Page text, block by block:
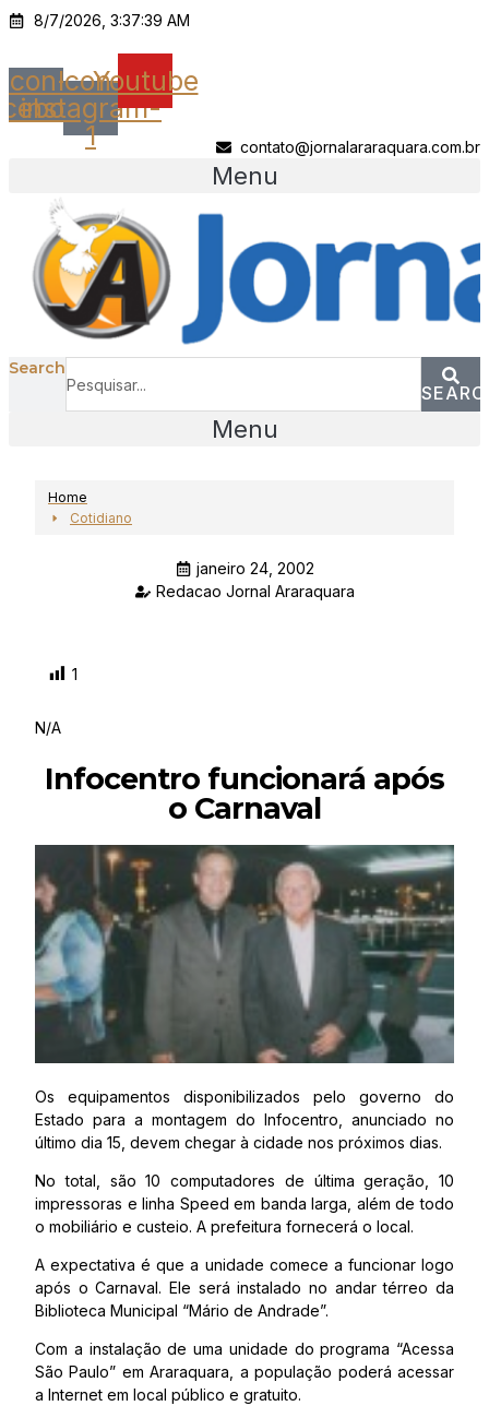
Ir
o
conteúdo
8/7/2026, 3:37:39 AM
Icon-Icon-
instagram-
1
Youtube
contato@jornalararaquara.com.br
Menu
Search
Menu
Home
Cotidiano
janeiro 24, 2002
Redacao Jornal Araraquara
1
N/A
Infocentro funcionará após
o Carnaval
Os equipamentos disponibilizados pelo governo do
Estado para a montagem do Infocentro, anunciado no
último dia 15, devem chegar à cidade nos próximos dias.
No total, são 10 computadores de última geração, 10
impressoras e linha Speed em banda larga, além de todo
o mobiliário e custeio. A prefeitura fornecerá o local.
A expectativa é que a unidade comece a funcionar logo
após o Carnaval. Ele será instalado no andar térreo da
Biblioteca Municipal “Mário de Andrade”.
Com a instalação de uma unidade do programa “Acessa
São Paulo” em Araraquara, a população poderá acessar
a Internet em local público e gratuito.